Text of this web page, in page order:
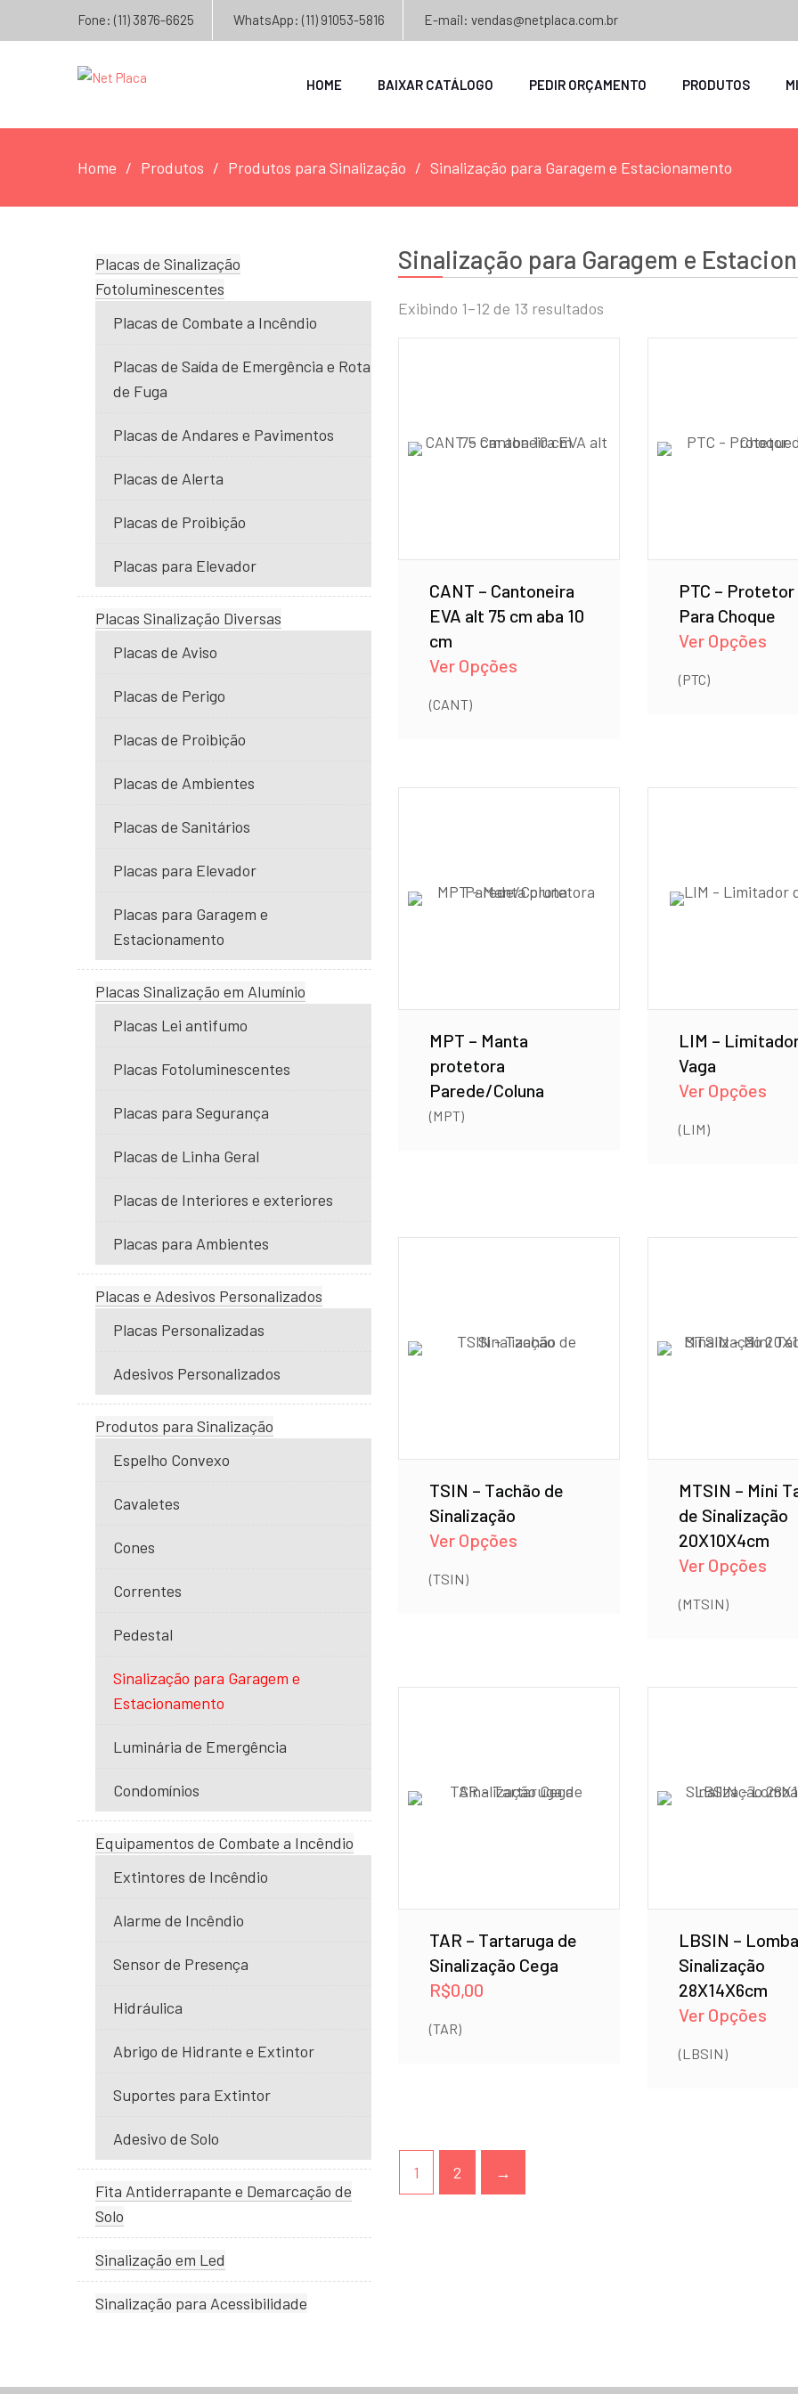
Fone: (11) 3876-6625 WhatsApp: (11) 91053-5816 E-mail: vendas@netplaca.com.br
HOME BAIXAR CATÁLOGO PEDIR ORÇAMENTO PRODUTOS
Home Produtos Produtos para Sinalização Sinalização para Garagem e Estacionamento
Sinalização para Garagem e
Exibindo 1–12 de 13 resultados
CANT – Cantoneira
EVA alt 75 cm aba 10
cm
Ver Opções
(CANT)
PTC – Protetor
Para Choque
Ver Opções
(PTC)
MPT – Manta
protetora
Parede/Coluna
(MPT)
LIM –
Vaga
Ver Opções
(LIM)
TSIN – Tachão de
Sinalização
Ver Opções
(TSIN)
MTSIN – Mini
de Sinalização
20X10X4cm
Ver Opções
(MTSIN)
TAR – Tartaruga de
Sinalização Cega
R$0,00
(TAR)
LBSIN –
Sinalização
28X14X6cm
Ver Opções
(LBSIN)
1 2 →
Placas de Sinalização
Fotoluminescentes
Placas de Combate a Incêndio
Placas de Saída de Emergência e Rota
de Fuga
Placas de Andares e Pavimentos
Placas de Alerta
Placas de Proibição
Placas para Elevador
Placas Sinalização Diversas
Placas de Aviso
Placas de Perigo
Placas de Proibição
Placas de Ambientes
Placas de Sanitários
Placas para Elevador
Placas para Garagem e
Estacionamento
Placas Sinalização em Alumínio
Placas Lei antifumo
Placas Fotoluminescentes
Placas para Segurança
Placas de Linha Geral
Placas de Interiores e exteriores
Placas para Ambientes
Placas e Adesivos Personalizados
Placas Personalizadas
Adesivos Personalizados
Produtos para Sinalização
Espelho Convexo
Cavaletes
Cones
Correntes
Pedestal
Sinalização para Garagem e
Estacionamento
Luminária de Emergência
Condomínios
Equipamentos de Combate a Incêndio
Extintores de Incêndio
Alarme de Incêndio
Sensor de Presença
Hidráulica
Abrigo de Hidrante e Extintor
Suportes para Extintor
Adesivo de Solo
Fita Antiderrapante e Demarcação de
Solo
Sinalização em Led
Sinalização para Acessibilidade